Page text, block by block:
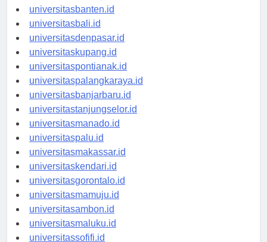
universitasserang.id
universitasbanten.id
universitasbali.id
universitasdenpasar.id
universitaskupang.id
universitaspontianak.id
universitaspalangkaraya.id
universitasbanjarbaru.id
universitastanjungselor.id
universitasmanado.id
universitaspalu.id
universitasmakassar.id
universitaskendari.id
universitasgorontalo.id
universitasmamuju.id
universitasambon.id
universitasmaluku.id